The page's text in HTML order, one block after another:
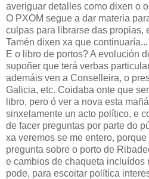
averiguar detalles como dixen o
O PXOM segue a dar materia
culpas para librarse das propias,
Tamén dixen xa que continuaría...
E o libro de portos? A evolución
supoñer que terá verbas
ademáis ven a Conselleira, o
Galicia, etc. Coidaba onte que
libro, pero ó ver a nova esta
sinxelamente un acto político, e
de facer preguntas por parte do
xa veremos se me entero,
pregunta sobre o porto de
e cambios de chaqueta incluídos
pode, para escoitar política